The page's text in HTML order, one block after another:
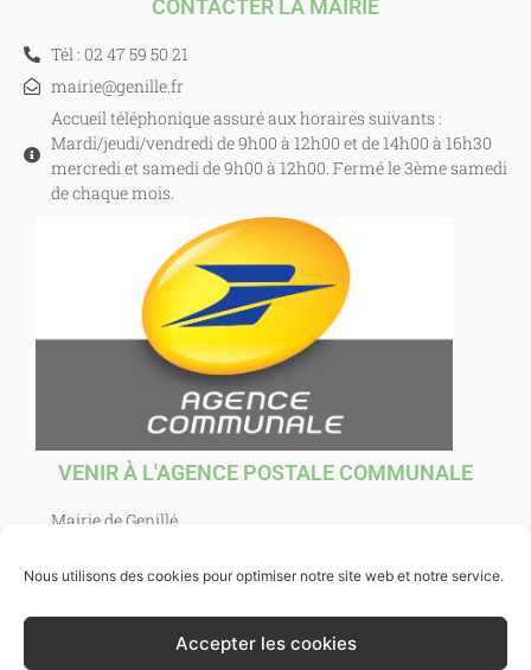
Nous utilisons des cookies pour optimiser notre site web et notre service.
Accepter les cookies
CONTACTER LA MAIRIE
Tél : 02 47 59 50 21
mairie@genille.fr
Accueil téléphonique assuré aux horaires suivants :
Mardi/jeudi/vendredi de 9h00 à 12h00 et de 14h00 à 16h30
mercredi et samedi de 9h00 à 12h00. Fermé le 3ème samedi
de chaque mois.
VENIR À L'AGENCE POSTALE COMMUNALE
Mairie de Genillé
37460 Genillé